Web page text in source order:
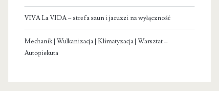
VIVA La VIDA – strefa saun i jacuzzi na wyłączność
Mechanik | Wulkanizacja | Klimatyzacja | Warsztat –
Autopiekuta